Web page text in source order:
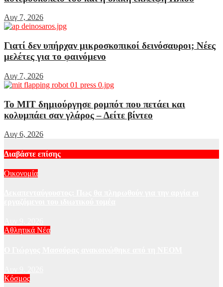
Αυγ 7, 2026
Γιατί δεν υπήρχαν μικροσκοπικοί δεινόσαυροι; Νέες
μελέτες για το φαινόμενο
Αυγ 7, 2026
Το MIT δημιούργησε ρομπότ που πετάει και
κολυμπάει σαν γλάρος – Δείτε βίντεο
Αυγ 6, 2026
Διαβάστε επίσης
Οικονομία
Αθλητικά Νέα
Κόσμος